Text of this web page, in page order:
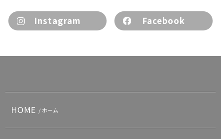
Instagram Facebook
HOME / ホーム